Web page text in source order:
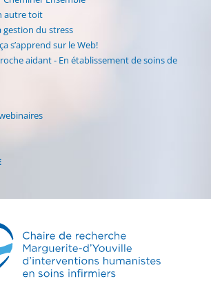
autre toit
gestion du stress
s’apprend sur le Web!
aidant - En établissement de soins de